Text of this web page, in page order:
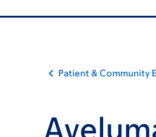
Patient & Community